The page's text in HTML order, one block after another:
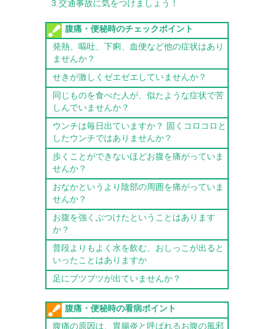
3.交通事故に気をつけましょう！
腹痛・便秘時のチェックポイント
発熱、嘔吐、下痢、血便など他の症状はあり
ませんか？
せきが激しくゼエゼエしていませんか？
同じものを食べた人が、似たような症状で苦
しんでいませんか？
ウンチは毎日出ていますか？ 固くコロコロと
したウンチではありませんか？
歩くことができないほどお腹を痛がっていま
せんか？
おなかというより陰部の周囲を痛がっていま
せんか？
お腹を強くぶつけたということはあります
か？
普段よりもよく水を飲む、おしっこが出ると
いったことはありますか
足にブツブツが出ていませんか？
腹痛・便秘時の看病ポイント
腹痛の原因は、胃腸炎と呼ばれるお腹の風邪